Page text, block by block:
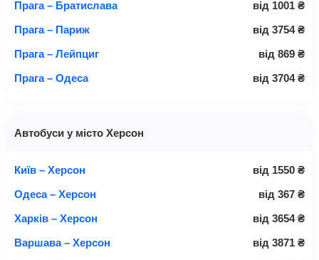
Прага – Братислава
від 1001 ₴
Прага – Париж
від 3754 ₴
Прага – Лейпциг
від 869 ₴
Прага – Одеса
від 3704 ₴
Автобуси у місто Херсон
Київ – Херсон від 1550 ₴
Одеса – Херсон
від 367 ₴
Харків – Херсон
від 3654 ₴
Варшава – Херсон
від 3871 ₴